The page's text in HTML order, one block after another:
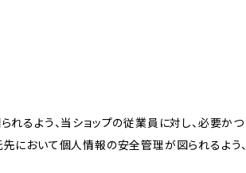
るよう、当ショップの従業員に対し、必要かつ
において個人情報の安全管理が図られるよう、